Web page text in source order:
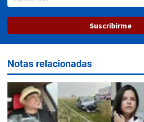
Suscribirme
Notas relacionadas